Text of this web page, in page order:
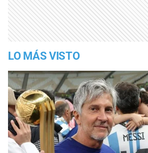
LO MÁS VISTO